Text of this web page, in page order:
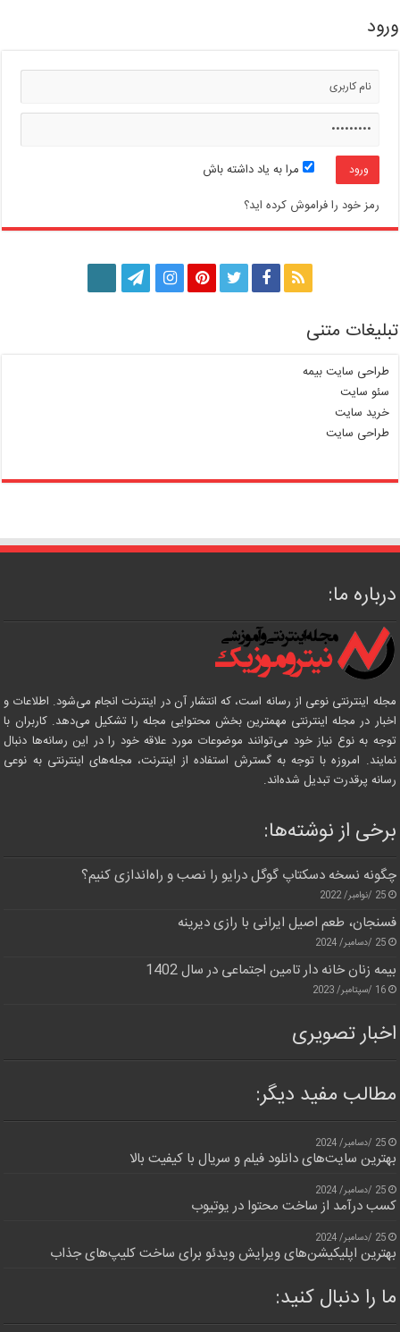
ورود
مرا به یاد داشته باش
رمز خود را فراموش کرده اید؟
تبلیغات متنی
طراحی سایت بیمه
سئو سایت
خرید سایت
طراحی سایت
درباره ما:
مجله اینترنتی نوعی از رسانه است، که انتشار آن در اینترنت انجام می‌شود. اطلاعات و
اخبار در مجله اینترنتی مهمترین بخش محتوایی مجله را تشکیل می‌دهد. کاربران با
توجه به نوع نیاز خود می‌توانند موضوعات مورد علاقه خود را در این رسانه‌ها دنبال
نمایند. امروزه با توجه به گسترش استفاده از اینترنت، مجله‌های اینترنتی به نوعی
رسانه پرقدرت تبدیل شده‌اند.
برخی از نوشته‌ها:
چگونه نسخه دسکتاپ گوگل درایو را نصب و راه‌اندازی کنیم؟
25 /نوامبر/ 2022
فسنجان، طعم اصیل ایرانی با رازی دیرینه
25 /دسامبر/ 2024
بیمه زنان خانه دار تامین اجتماعی در سال 1402
16 /سپتامبر/ 2023
اخبار تصویری
مطالب مفید دیگر:
25 /دسامبر/ 2024
بهترین سایت‌های دانلود فیلم و سریال با کیفیت بالا
25 /دسامبر/ 2024
کسب درآمد از ساخت محتوا در یوتیوب
25 /دسامبر/ 2024
بهترین اپلیکیشن‌های ویرایش ویدئو برای ساخت کلیپ‌های جذاب
ما را دنبال کنید: